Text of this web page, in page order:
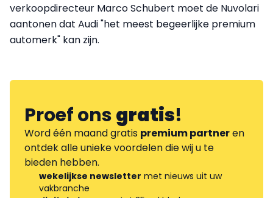
verkoopdirecteur Marco Schubert moet de Nuvolari
aantonen dat Audi "het meest begeerlijke premium
automerk" kan zijn.
Proef onsgratis!
Word één maand gratis premium partneren
ontdek alle unieke voordelen die wij u te
bieden hebben.
wekelijkse newsletter met nieuws uit uw
vakbranche